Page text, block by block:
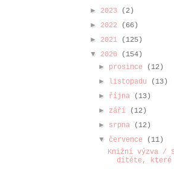
► 2023
(2)
► 2022
(66)
► 2021
(125)
▼ 2020
(154)
► prosince
(12)
►
listopadu
(13)
► října
(13)
► září
(12)
► srpna
(12)
▼ července
(11)
Knižní výzva /
dítěte, které